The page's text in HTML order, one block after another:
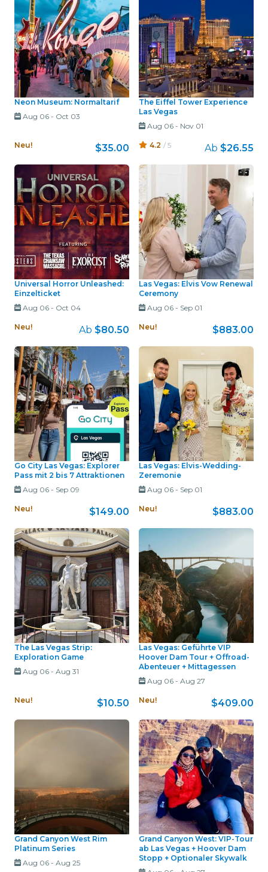
Neon Museum: Normaltarif
Aug 06- Oct 03
Neu! $35.00
The Eiffel Tower Experience
Las Vegas
Aug 06- Nov 01
4.2 / 5 Ab $26.55
Universal Horror Unleashed:
Einzelticket
Aug 06- Oct 04
Neu! Ab $80.50
Las Vegas: Elvis Vow Renewal
Ceremony
Aug 06- Sep 01
Neu! $883.00
Go City Las Vegas: Explorer
Pass mit 2 bis 7 Attraktionen
Aug 06- Sep 09
Neu! $149.00
Las Vegas: Elvis-Wedding-
Zeremonie
Aug 06- Sep 01
Neu! $883.00
The Las Vegas Strip:
Exploration Game
Aug 06- Aug 31
Neu! $10.50
Las Vegas: Geführte VIP
Hoover Dam Tour + Offroad-
Abenteuer + Mittagessen
Aug 06- Aug 27
Neu! $409.00
Grand Canyon West Rim
Platinum Series
Aug 06- Aug 25
Grand Canyon West: VIP-Tour
ab Las Vegas + Hoover Dam
Stopp + Optionaler Skywalk